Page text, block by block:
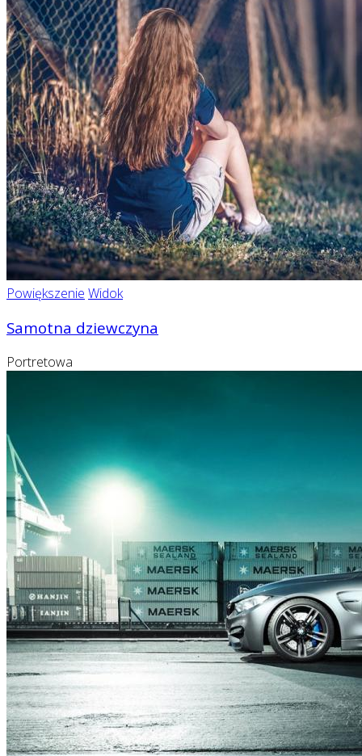
Powiększenie Widok
Samotna dziewczyna
Portretowa